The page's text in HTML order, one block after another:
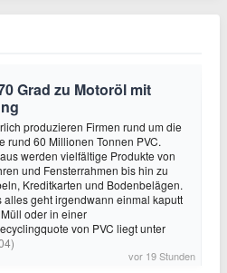
Grad zu Motoröl mit
produzieren Firmen rund um die
rund 60 Millionen Tonnen PVC.
werden vielfältige Produkte von
und Fensterrahmen bis hin zu
Kreditkarten und Bodenbelägen.
alles geht irgendwann einmal kaputt
oder in einer
von PVC liegt unter
vor 19 Stunden